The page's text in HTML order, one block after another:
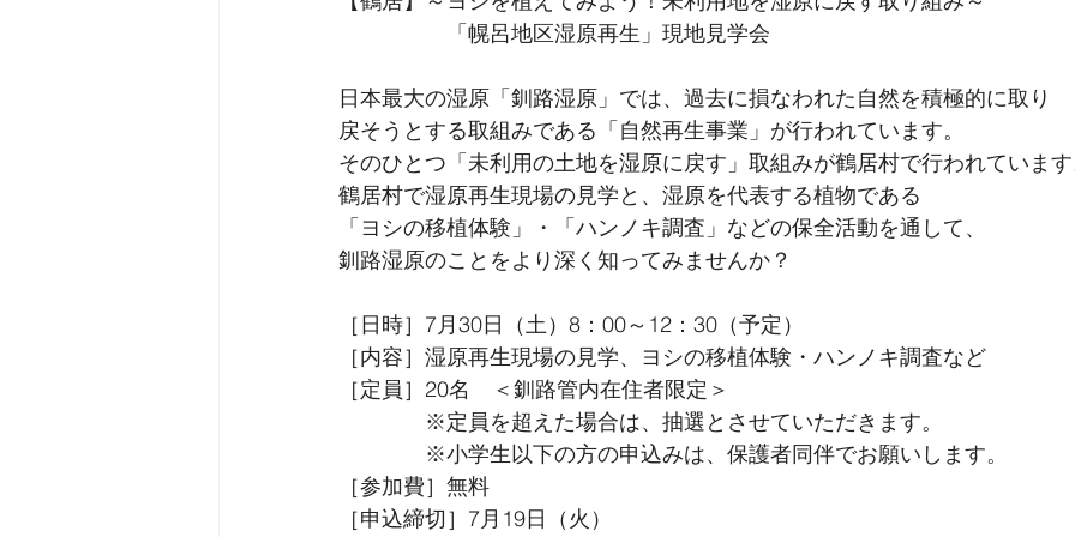
「幌呂地区湿原再生」現地見学会
日本最大の湿原「釧路湿原」では、過去に損なわれた自然を積極的に取り
戻そうとする取組みである「自然再生事業」が行われています。
そのひとつ「未利用の土地を湿原に戻す」取組みが鶴居村で行われていま
鶴居村で湿原再生現場の見学と、湿原を代表する植物である
「ヨシの移植体験」・「ハンノキ調査」などの保全活動を通して、
釧路湿原のことをより深く知ってみませんか？
［日時］7月30日（土）8：00～12：30（予定）
［内容］湿原再生現場の見学、ヨシの移植体験・ハンノキ調査など
［定員］20名　＜釧路管内在住者限定＞
※定員を超えた場合は、抽選とさせていただきます。
※小学生以下の方の申込みは、保護者同伴でお願いします。
［参加費］無料
［申込締切］7月19日（火）